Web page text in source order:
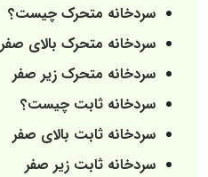
سردخانه متحرک چیست؟
سردخانه متحرک بالای صفر
سردخانه متحرک زیر صفر
سردخانه ثابت چیست؟
سردخانه ثابت بالای صفر
سردخانه ثابت زیر صفر